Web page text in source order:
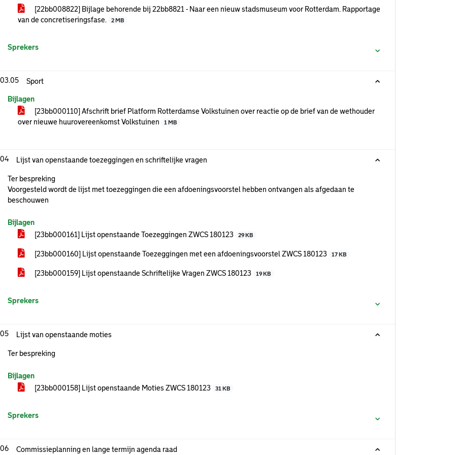
[22bb008822] Bijlage behorende bij 22bb8821 - Naar een nieuw stadsmuseum voor Rotterdam. Rapportage
van de concretiseringsfase.
2 MB
Sprekers
Sport
Bijlagen
[23bb000110] Afschrift brief Platform Rotterdamse Volkstuinen over reactie op de brief van de wethouder
over nieuwe huurovereenkomst Volkstuinen
1 MB
Lijst van openstaande toezeggingen en schriftelijke vragen
Ter bespreking
Voorgesteld wordt de lijst met toezeggingen die een afdoeningsvoorstel hebben ontvangen als afgedaan te
beschouwen
Bijlagen
[23bb000161] Lijst openstaande Toezeggingen ZWCS 180123
29 KB
[23bb000160] Lijst openstaande Toezeggingen met een afdoeningsvoorstel ZWCS 180123 17 KB
[23bb000159] Lijst openstaande Schriftelijke Vragen ZWCS 180123 19 KB
Sprekers
Lijst van openstaande moties
Ter bespreking
Bijlagen
[23bb000158] Lijst openstaande Moties ZWCS 180123
31 KB
Sprekers
Commissieplanning en lange termijn agenda raad